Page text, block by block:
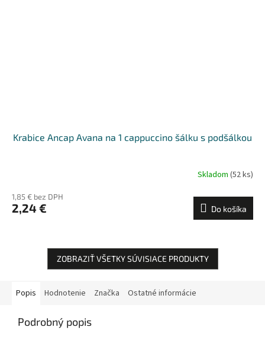
Krabice Ancap Avana na 1 cappuccino šálku s podšálkou
Skladom (52 ks)
1,85 € bez DPH
2,24 € Do košíka
ZOBRAZIŤ VŠETKY SÚVISIACE PRODUKTY
Popis Hodnotenie Značka Ostatné informácie
Podrobný popis